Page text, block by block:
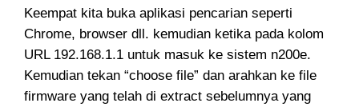
Keempat kita buka aplikasi pencarian seperti
Chrome, browser dll. kemudian ketika pada kolom
URL 192.168.1.1 untuk masuk ke sistem n200e.
Kemudian tekan “choose file” dan arahkan ke file
firmware yang telah di extract sebelumnya yang